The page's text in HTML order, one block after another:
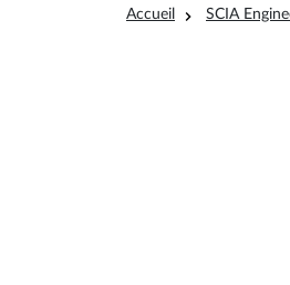
Fil d'Ariane
Accueil SCIA